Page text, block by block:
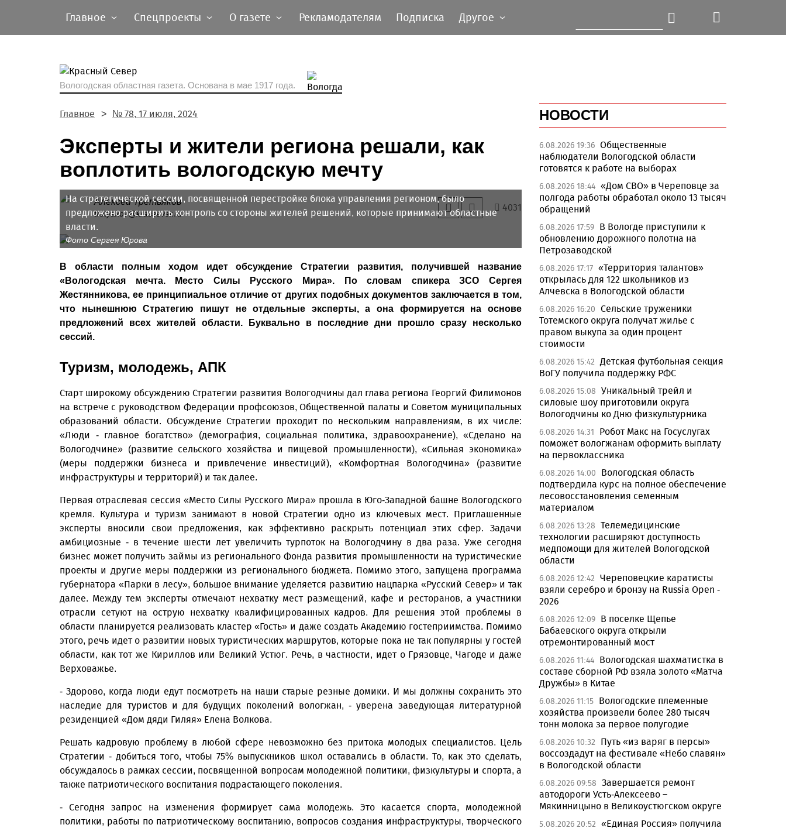
Главное Спецпроекты О газете Рекламодателям Подписка Другое
Вологодская областная газета. Основана в мае 1917 года.
Главное № 78, 17 июля, 2024
Эксперты и жители региона решали, как
воплотить вологодскую мечту
Алексей Третьяков
tretyakov@krassever.ru
4031
На стратегической сессии, посвященной перестройке блока управления регионом, было
предложено расширить контроль со стороны жителей решений, которые принимают областные
власти.
Фото Сергея Юрова
В области полным ходом идет обсуждение Стратегии развития, получившей название
«Вологодская мечта. Место Силы Русского Мира». По словам спикера ЗСО Сергея
Жестянникова, ее принципиальное отличие от других подобных документов заключается в том,
что нынешнюю Стратегию пишут не отдельные эксперты, а она формируется на основе
предложений всех жителей области. Буквально в последние дни прошло сразу несколько
сессий.
Туризм, молодежь, АПК
Старт широкому обсуждению Стратегии развития Вологодчины дал глава региона Георгий Филимонов
на встрече с руководством Федерации профсоюзов, Общественной палаты и Советом муниципальных
образований области. Обсуждение Стратегии проходит по нескольким направлениям, в их числе:
«Люди - главное богатство» (демография, социальная политика, здравоохранение), «Сделано на
Вологодчине» (развитие сельского хозяйства и пищевой промышленности), «Сильная экономика»
(меры поддержки бизнеса и привлечение инвестиций), «Комфортная Вологодчина» (развитие
инфраструктуры и территорий) и так далее.
Первая отраслевая сессия «Место Силы Русского Мира» прошла в Юго-Западной башне Вологодского
кремля. Культура и туризм занимают в новой Стратегии одно из ключевых мест. Приглашенные
эксперты вносили свои предложения, как эффективно раскрыть потенциал этих сфер. Задачи
амбициозные - в течение шести лет увеличить турпоток на Вологодчину в два раза. Уже сегодня
бизнес может получить займы из регионального Фонда развития промышленности на туристические
проекты и другие меры поддержки из регионального бюджета. Помимо этого, запущена программа
губернатора «Парки в лесу», большое внимание уделяется развитию нацпарка «Русский Север» и так
далее. Между тем эксперты отмечают нехватку мест размещений, кафе и ресторанов, а участники
отрасли сетуют на острую нехватку квалифицированных кадров. Для решения этой проблемы в
области планируется реализовать кластер «Гость» и даже создать Академию гостеприимства. Помимо
этого, речь идет о развитии новых туристических маршрутов, которые пока не так популярны у гостей
области, как тот же Кириллов или Великий Устюг. Речь, в частности, идет о Грязовце, Чагоде и даже
Верховажье.
- Здорово, когда люди едут посмотреть на наши старые резные домики. И мы должны сохранить это
наследие для туристов и для будущих поколений вологжан, - уверена заведующая литературной
резиденцией «Дом дяди Гиляя» Елена Волкова.
Решать кадровую проблему в любой сфере невозможно без притока молодых специалистов. Цель
Стратегии - добиться того, чтобы 75% выпускников школ оставались в области. То, как это сделать,
обсуждалось в рамках сессии, посвященной вопросам молодежной политики, физкультуры и спорта, а
также патриотического воспитания подрастающего поколения.
- Сегодня запрос на изменения формирует сама молодежь. Это касается спорта, молодежной
политики, работы по патриотическому воспитанию, вопросов создания инфраструктуры, творческого
НОВОСТИ
6.08.2026 19:36 Общественные
наблюдатели Вологодской области
готовятся к работе на выборах
6.08.2026 18:44 «Дом СВО» в Череповце за
полгода работы обработал около 13 тысяч
обращений
6.08.2026 17:59 В Вологде приступили к
обновлению дорожного полотна на
Петрозаводской
6.08.2026 17:17 «Территория талантов»
открылась для 122 школьников из
Алчевска в Вологодской области
6.08.2026 16:20 Сельские труженики
Тотемского округа получат жилье с
правом выкупа за один процент
стоимости
6.08.2026 15:42 Детская футбольная секция
ВоГУ получила поддержку РФС
6.08.2026 15:08 Уникальный трейл и
силовые шоу приготовили округа
Вологодчины ко Дню физкультурника
6.08.2026 14:31
Робот Макс на Госуслугах
поможет вологжанам оформить выплату
на первоклассника
6.08.2026 14:00
Вологодская область
подтвердила курс на полное обеспечение
лесовосстановления семенным
материалом
6.08.2026 13:28 Телемедицинские
технологии расширяют доступность
медпомощи для жителей Вологодской
области
6.08.2026 12:42 Череповецкие каратисты
взяли серебро и бронзу на Russia Open -
2026
6.08.2026 12:09 В поселке Щепье
Бабаевского округа открыли
отремонтированный мост
6.08.2026 11:44 Вологодская шахматистка в
составе сборной РФ взяла золото «Матча
Дружбы» в Китае
6.08.2026 11:15 Вологодские племенные
хозяйства произвели более 280 тысяч
тонн молока за первое полугодие
6.08.2026 10:32
Путь «из варяг в персы»
воссоздадут на фестивале «Небо славян»
в Вологодской области
6.08.2026 09:58 Завершается ремонт
автодороги Усть-Алексеево –
Мякинницыно в Великоустюгском округе
5.08.2026 20:52 «Единая Россия» получила